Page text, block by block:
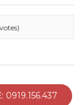
0919.156.437